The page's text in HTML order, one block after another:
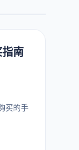
南
买的手